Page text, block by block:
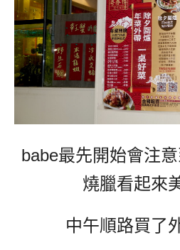
babe最先開始會注
燒臘看起來
中午順路買了